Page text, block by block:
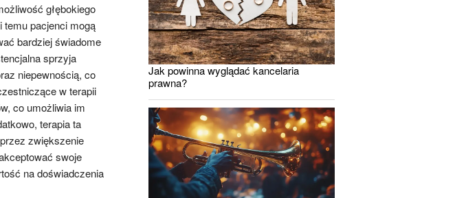
głębokiego
temu pacjenci mogą
bardziej świadome
sprzyja
niepewnością, co
w terapii
co umożliwia im
terapia ta
zwiększenie
swoje
na doświadczenia
Jak powinna wyglądać kancelaria
prawna?